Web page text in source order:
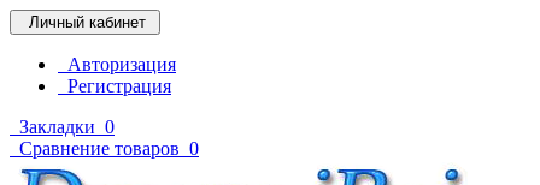
Личный кабинет
Авторизация
Регистрация
Закладки 0
Сравнение товаров 0